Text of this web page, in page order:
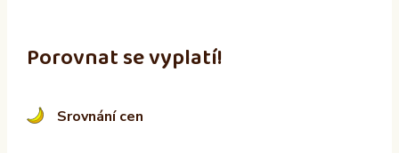
Porovnat se vyplatí!
Srovnání cen